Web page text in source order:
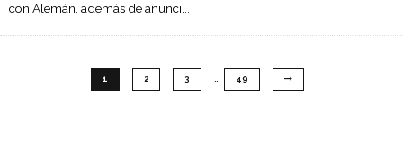
con Alemán, además de anunci
1 2 3 … 49